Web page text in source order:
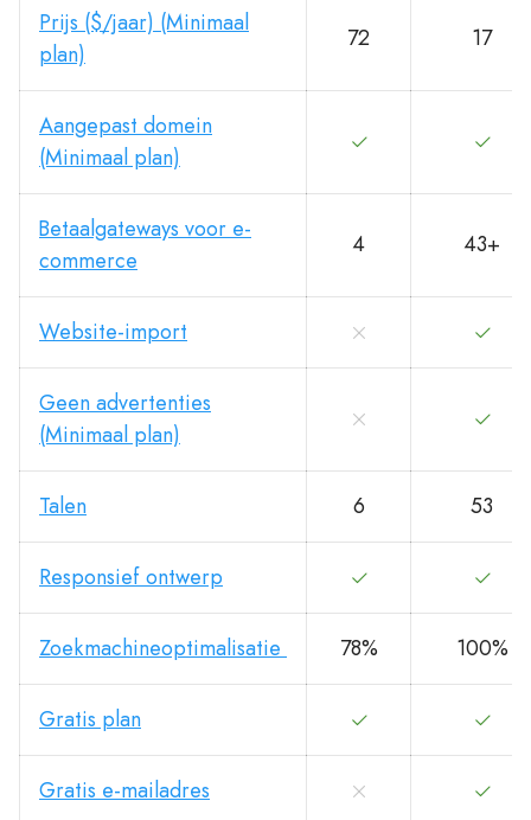
Prijs ($/jaar) (Minimaal
plan)
72 17
Aangepast domein
(Minimaal plan)
Betaalgateways voor e-
commerce
4 43+
Website-import
Geen advertenties
(Minimaal plan)
Talen 6 53
Responsief ontwerp
Zoekmachineoptimalisatie 78% 100%
Gratis plan
Gratis e-mailadres